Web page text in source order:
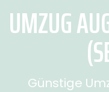
UMZUG
Günstige